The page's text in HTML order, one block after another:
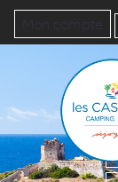
Mon compte